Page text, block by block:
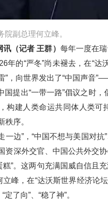
院副总理何立峰。
（记者 王群） 每年一度在
年的“严冬”尚未褪去，在“
”，向世界发出了“中国声音
国提出“一带一路”倡议之时
构建人类命运共同体人类
秩序。
一边”，“中国不想与美国对
资深外交官、中国公共外交
”。这两句充满国威自信且
立峰，在“达沃斯世界经济论
定了向”、“稳了神”。